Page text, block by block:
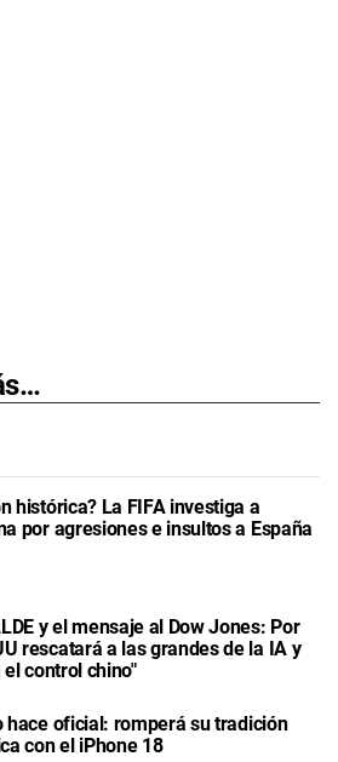
histórica? La FIFA investiga a
por agresiones e insultos a España
y el mensaje al Dow Jones: Por
rescatará a las grandes de la IA y
control chino"
hace oficial: romperá su tradición
con el iPhone 18